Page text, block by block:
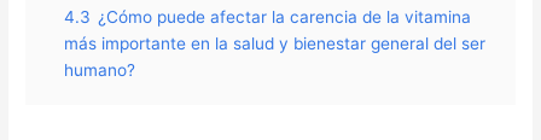
4.3 ¿Cómo puede afectar la carencia de la vitamina
más importante en la salud y bienestar general del ser
humano?